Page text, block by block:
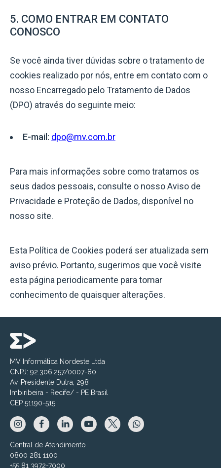
5. COMO ENTRAR EM CONTATO
CONOSCO
Se você ainda tiver dúvidas sobre o tratamento de
cookies realizado por nós, entre em contato com o
nosso Encarregado pelo Tratamento de Dados
(DPO) através do seguinte meio:
E-mail: dpo@mv.com.br
Para mais informações sobre como tratamos os
seus dados pessoais, consulte o nosso Aviso de
Privacidade e Proteção de Dados, disponível no
nosso site.
Esta Política de Cookies poderá ser atualizada sem
aviso prévio. Portanto, sugerimos que você visite
esta página periodicamente para tomar
conhecimento de quaisquer alterações.
MV Informática Nordeste Ltda
CNPJ: 92.306.257/0007-80
Av. Presidente Dutra, 298
Imbiribeira - Recife/ - PE Brasil
CEP 51190-515
Central de Atendimento
0800 281 1100
+55 81 3972-7000